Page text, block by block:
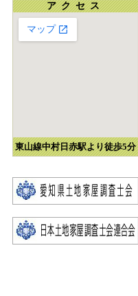
アクセス
東山線中村日赤駅より徒歩5分